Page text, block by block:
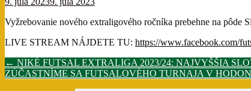
Vyžrebovanie nového extraligového ročníka prebehne na
LIVE STREAM NÁJDETE TU: https://www.facebook.com/
Post
navigation
← NIKÉ FUTSAL EXTRALIGA 2023/24: NAJVYŠŠIA
ZÚČASTNÍME SA FUTSALOVÉHO TURNAJA V